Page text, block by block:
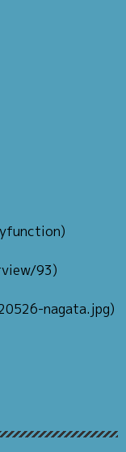
93)
nagata.jpg)